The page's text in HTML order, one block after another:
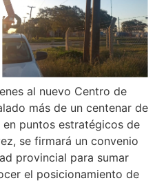
al nuevo Centro de
más de un centenar de
puntos estratégicos de
se firmará un convenio
provincial para sumar
el posicionamiento de